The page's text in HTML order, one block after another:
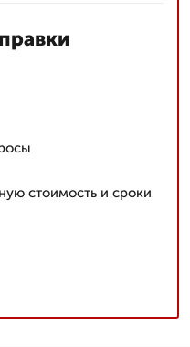
стоимость и сроки